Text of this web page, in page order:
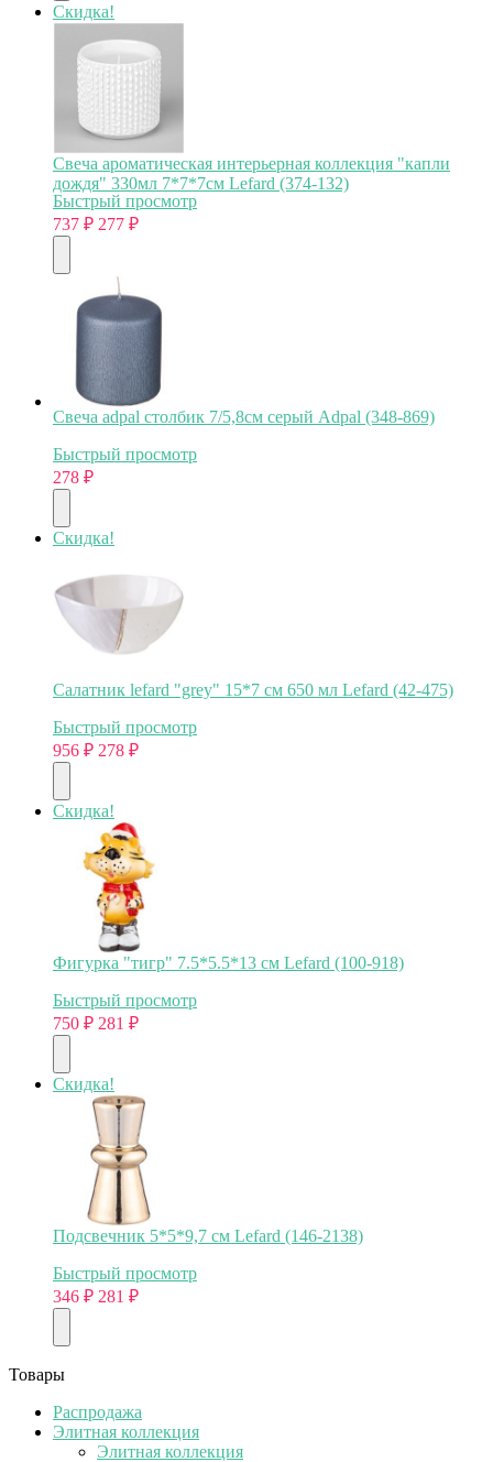
Скидка!
Свеча ароматическая интерьерная коллекция "капли
дождя" 330мл 7*7*7см Lefard (374-132)
Быстрый просмотр
737 ₽ 277 ₽
Свеча adpal столбик 7/5,8см серый Adpal (348-869)
Быстрый просмотр
278 ₽
Скидка!
Салатник lefard "grey" 15*7 см 650 мл Lefard (42-475)
Быстрый просмотр
956 ₽ 278 ₽
Скидка!
Фигурка "тигр" 7.5*5.5*13 см Lefard (100-918)
Быстрый просмотр
750 ₽ 281 ₽
Скидка!
Подсвечник 5*5*9,7 см Lefard (146-2138)
Быстрый просмотр
346 ₽ 281 ₽
Товары
Распродажа
Элитная коллекция
Элитная коллекция